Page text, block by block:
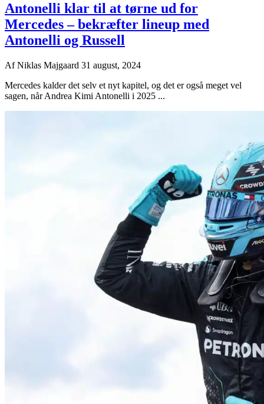
Antonelli klar til at tørne ud for
Mercedes – bekræfter lineup med
Antonelli og Russell
AfNiklas Majgaard 31 august, 2024
Mercedes kalder det selv et nyt kapitel, og det er også meget vel
sagen, når Andrea Kimi Antonelli i 2025 ...